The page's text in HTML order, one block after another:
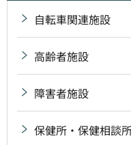
自転車関連施設
高齢者施設
障害者施設
保健所・保健相談